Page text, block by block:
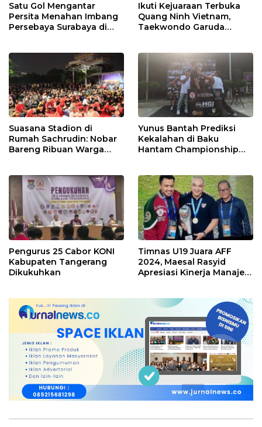
Satu Gol Mengantar
Persita Menahan Imbang
Persebaya Surabaya di
Ikuti Kejuaraan Terbuka
Quang Ninh Vietnam,
Taekwondo Garuda
Suasana Stadion di
Rumah Sachrudin: Nobar
Bareng Ribuan Warga
Yunus Bantah Prediksi
Kekalahan di Baku
Hantam Championship
Pengurus 25 Cabor KONI
Kabupaten Tangerang
Dikukuhkan
Timnas U19 Juara AFF
2024, Maesal Rasyid
Apresiasi Kinerja Manajer